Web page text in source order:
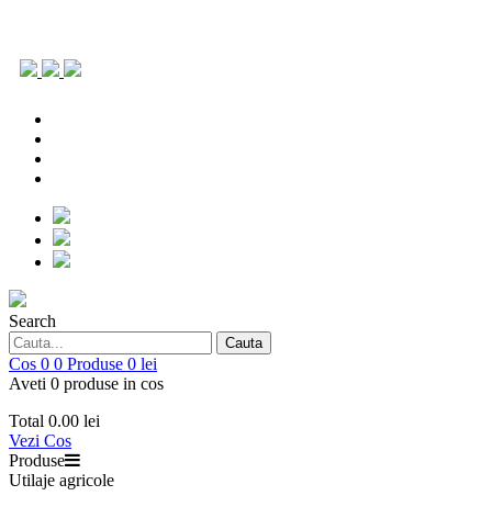
Search
Cauta
Cos 0 0 Produse 0 lei
Aveti 0 produse in cos
Total 0.00 lei
Vezi Cos
Produse
Utilaje agricole